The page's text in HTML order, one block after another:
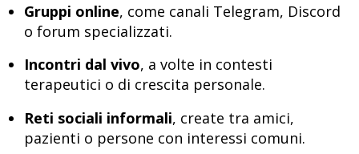
Gruppi online, come canali Telegram, Discord
o forum specializzati.
Incontri dal vivo, a volte in contesti
terapeutici o di crescita personale.
Reti sociali informali, create tra amici,
pazienti o persone con interessi comuni.